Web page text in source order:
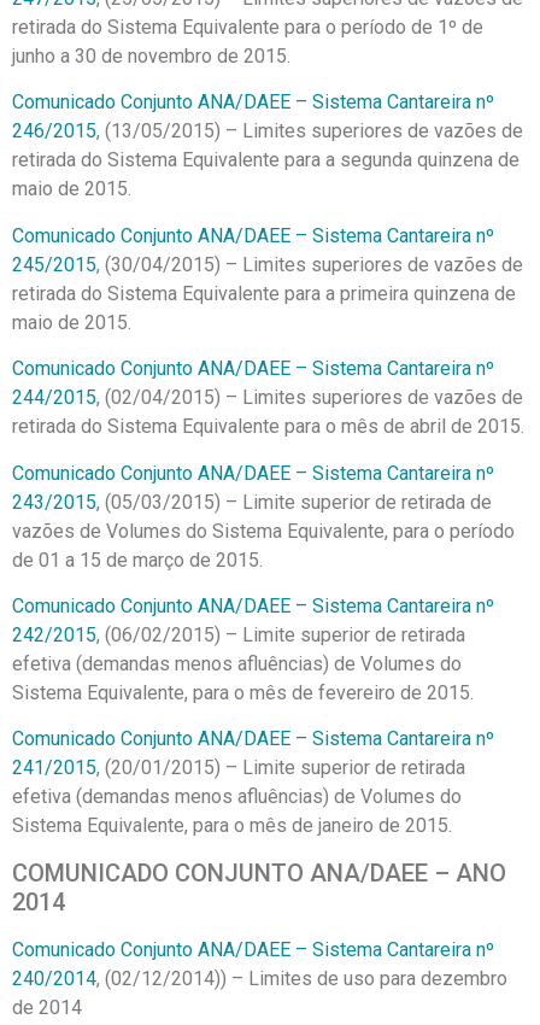
retirada do Sistema Equivalente para o período de 1º de
junho a 30 de novembro de 2015.
Comunicado Conjunto ANA/DAEE – Sistema Cantareira nº
246/2015, (13/05/2015) – Limites superiores de vazões de
retirada do Sistema Equivalente para a segunda quinzena de
maio de 2015.
Comunicado Conjunto ANA/DAEE – Sistema Cantareira nº
245/2015, (30/04/2015) – Limites superiores de vazões de
retirada do Sistema Equivalente para a primeira quinzena de
maio de 2015.
Comunicado Conjunto ANA/DAEE – Sistema Cantareira nº
244/2015, (02/04/2015) – Limites superiores de vazões de
retirada do Sistema Equivalente para o mês de abril de 2015.
Comunicado Conjunto ANA/DAEE – Sistema Cantareira nº
243/2015, (05/03/2015) – Limite superior de retirada de
vazões de Volumes do Sistema Equivalente, para o período
de 01 a 15 de março de 2015.
Comunicado Conjunto ANA/DAEE – Sistema Cantareira nº
242/2015, (06/02/2015) – Limite superior de retirada
efetiva (demandas menos afluências) de Volumes do
Sistema Equivalente, para o mês de fevereiro de 2015.
Comunicado Conjunto ANA/DAEE – Sistema Cantareira nº
241/2015, (20/01/2015) – Limite superior de retirada
efetiva (demandas menos afluências) de Volumes do
Sistema Equivalente, para o mês de janeiro de 2015.
COMUNICADO CONJUNTO ANA/DAEE – ANO
2014
Comunicado Conjunto ANA/DAEE – Sistema Cantareira nº
240/2014, (02/12/2014)) – Limites de uso para dezembro
de 2014